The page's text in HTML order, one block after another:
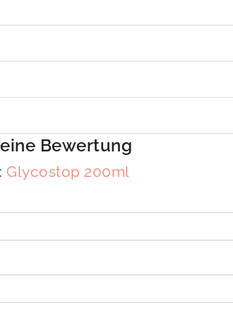
Bewertung
Glycostop 200ml